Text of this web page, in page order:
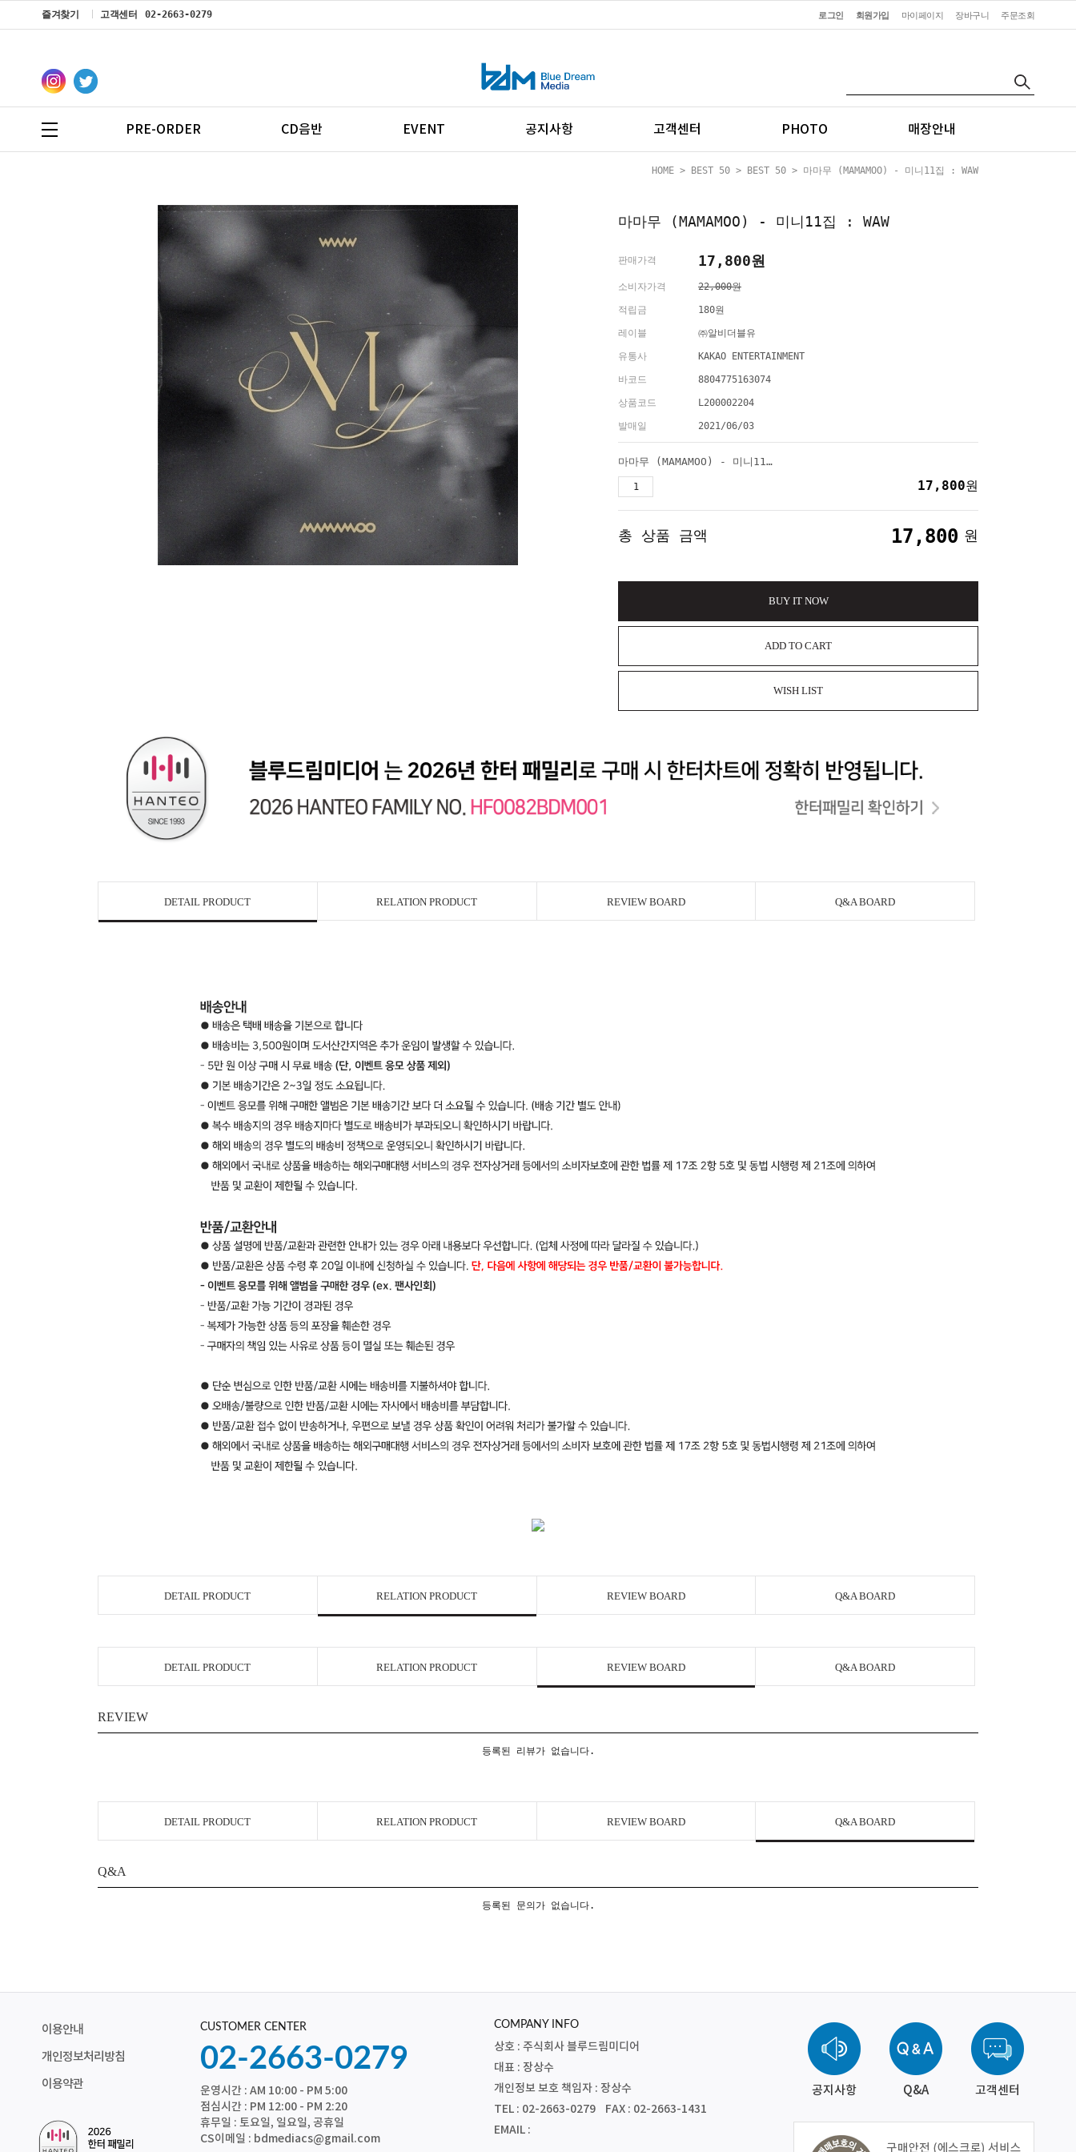
즐겨찾기 고객센터 02-2663-0279 로그인 회원가입 마이페이지 장바구니 주문조회
PRE-ORDER CD음반 EVENT 공지사항 고객센터 PHOTO 매장안내
HOME > BEST 50 > BEST 50 > 마마무 (MAMAMOO) - 미니11집 : WAW
마마무 (MAMAMOO) - 미니11집 : WAW
판매가격 17,800원
소비자가격 22,000원
적립금 180원
레이블 ㈜알비더블유
유통사 KAKAO ENTERTAINMENT
바코드 8804775163074
상품코드 L200002204
발매일 2021/06/03
마마무 (MAMAMOO) - 미니11집 : WAW
17,800원
총 상품 금액 17,800 원
BUY IT NOW
ADD TO CART
WISH LIST
DETAIL PRODUCT RELATION PRODUCT REVIEW BOARD Q&A BOARD
DETAIL PRODUCT RELATION PRODUCT REVIEW BOARD Q&A BOARD
DETAIL PRODUCT RELATION PRODUCT REVIEW BOARD Q&A BOARD
REVIEW
등록된 리뷰가 없습니다.
DETAIL PRODUCT RELATION PRODUCT REVIEW BOARD Q&A BOARD
Q&A
등록된 문의가 없습니다.
이용안내
개인정보처리방침
이용약관
CUSTOMER CENTER
02-2663-0279
운영시간 : AM 10:00 - PM 5:00
점심시간 : PM 12:00 - PM 2:20
휴무일 : 토요일, 일요일, 공휴일
CS이메일 : bdmediacs@gmail.com
COMPANY INFO
상호 : 주식회사 블루드림미디어
대표 : 장상수
개인정보 보호 책임자 : 장상수
TEL : 02-2663-0279 FAX : 02-2663-1431
EMAIL :
공지사항 Q&A 고객센터